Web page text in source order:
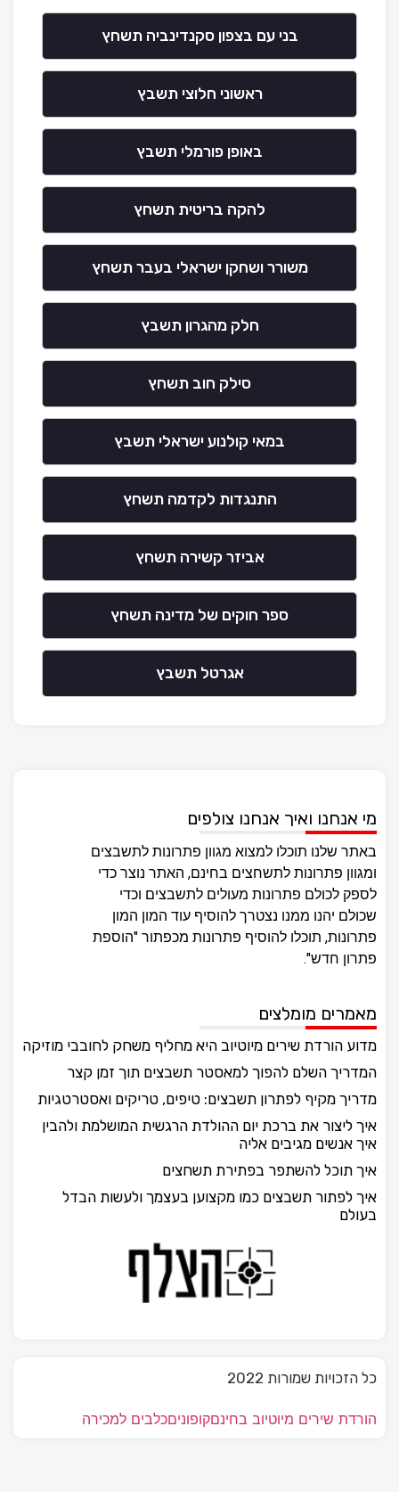
בני עם בצפון סקנדינביה תשחץ
ראשוני חלוצי תשבץ
באופן פורמלי תשבץ
להקה בריטית תשחץ
משורר ושחקן ישראלי בעבר תשחץ
חלק מהגרון תשבץ
סילק חוב תשחץ
במאי קולנוע ישראלי תשבץ
התנגדות לקדמה תשחץ
אביזר קשירה תשחץ
ספר חוקים של מדינה תשחץ
אגרטל תשבץ
מי אנחנו ואיך אנחנו צולפים
באתר שלנו תוכלו למצוא מגוון פתרונות לתשבצים
ומגוון פתרונות לתשחצים בחינם, האתר נוצר כדי
לספק לכולם פתרונות מעולים לתשבצים וכדי
שכולם יהנו ממנו נצטרך להוסיף עוד המון המון
פתרונות, תוכלו להוסיף פתרונות מכפתור "הוספת
פתרון חדש".
מאמרים מומלצים
מדוע הורדת שירים מיוטיוב היא מחליף משחק לחובבי מוזיקה
המדריך השלם להפוך למאסטר תשבצים תוך זמן קצר
מדריך מקיף לפתרון תשבצים: טיפים, טריקים ואסטרטגיות
איך ליצור את ברכת יום ההולדת הרגשית המושלמת ולהבין
איך אנשים מגיבים אליה
איך תוכל להשתפר בפתירת תשחצים
איך לפתור תשבצים כמו מקצוען בעצמך ולעשות הבדל
בעולם
כל הזכויות שמורות 2022
הורדת שירים מיוטיוב בחינםקופוניםכלבים למכירה